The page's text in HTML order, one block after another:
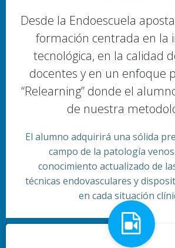
Desde la Endoescuela
formación centrada en la
tecnológica, en la calidad
docentes y en un enfoque
“Relearning” donde el
de nuestra
El alumno adquirirá una sólida
campo de la patología
conocimiento actualizado de
técnicas endovasculares y
en cada situación